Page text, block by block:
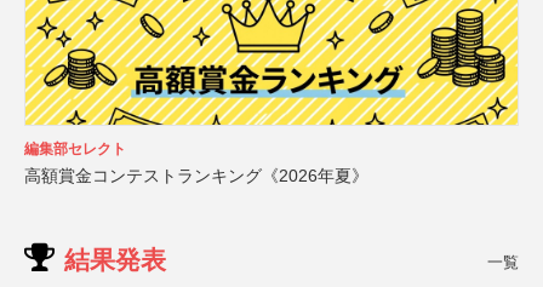
編集部セレクト
高額賞金コンテストランキング《2026年夏》
結果発表 一覧